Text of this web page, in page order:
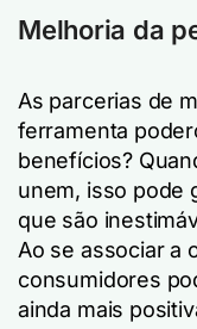
Melhoria da
As parcerias de
ferramenta
benefícios?
unem, isso pode
que são
Ao se associar a
consumidores
ainda mais